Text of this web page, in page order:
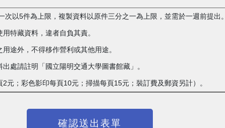
次以5件為上限，複製資料以原件三分之一為上限，並需於一週前提出。
特藏資料，違者自負其責。
途外，不得移作營利或其他用途。
處請註明「國立陽明交通大學圖書館藏」。
元；彩色影印每頁10元；掃描每頁15元；裝訂費及郵資另計）。